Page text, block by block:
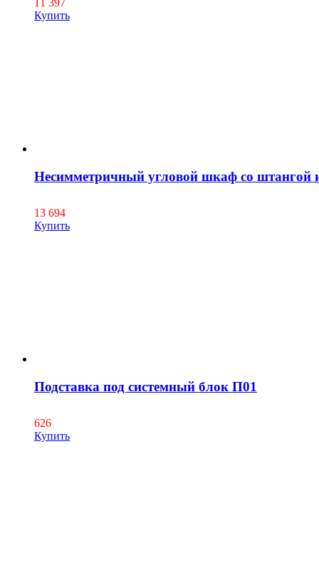
11 397
Купить
Несимметричный угловой шкаф со штангой
13 694
Купить
Подставка под системный блок П01
626
Купить